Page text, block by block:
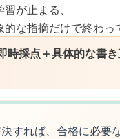
が止まる、
な指摘だけで終わっ
時採点＋具体的な書
すれば、合格に必要